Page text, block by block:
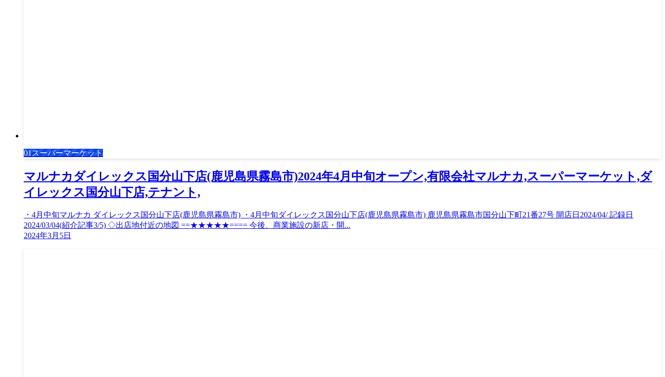
01スーパーマーケット
マルナカダイレックス国分山下店(鹿児島県霧島市)2024年4月中旬オープン,有限会社マルナカ,スーパーマーケット,ダ
イレックス国分山下店,テナント,
・4月中旬マルナカ ダイレックス国分山下店(鹿児島県霧島市) ・4月中旬ダイレックス国分山下店(鹿児島県霧島市) 鹿児島県霧島市国分山下町21番27号 開店日2024/04/ 記録日
2024/03/04(紹介記事3/5) ◇出店地付近の地図 ==★★★★★==== 今後、商業施設の新店・開...
2024年3月5日